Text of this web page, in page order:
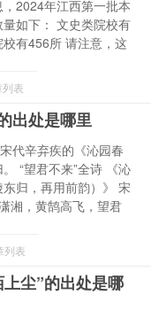
2024年江西第一批本
如下： 文史类院校有
有456所 请注意，这
列表
出处是哪里
代辛弃疾的《沁园春
。 “望君不来”全诗 《沁
归，再用前韵）》 宋
湘，黄鹄高飞，望君
列表
尘”的出处是哪